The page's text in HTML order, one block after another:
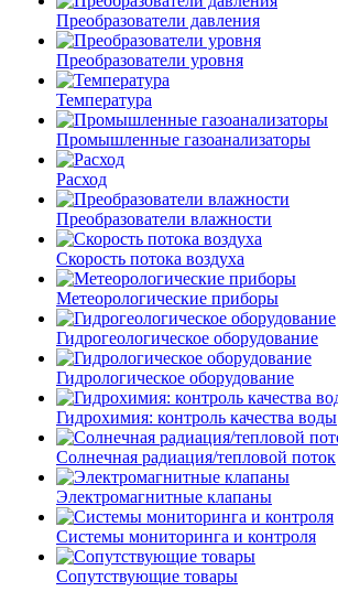
Преобразователи давления
Преобразователи уровня
Температура
Промышленные газоанализаторы
Расход
Преобразователи влажности
Скорость потока воздуха
Метеорологические приборы
Гидрогеологическое оборудование
Гидрологическое оборудование
Гидрохимия: контроль качества воды
Солнечная радиация/тепловой поток
Электромагнитные клапаны
Системы мониторинга и контроля
Сопутствующие товары